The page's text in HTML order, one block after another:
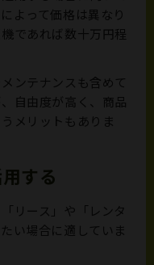
よって価格は異なり
であれば数十万円程
ンテナンスも含めて
自由度が高く、商品
メリットもありま
する
リース」や「レンタ
い場合に適していま